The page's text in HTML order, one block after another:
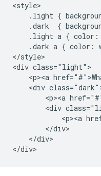
<style>
.light {
.dark  {
.light a {
.dark a { color:
</style>
<div class="light">
<p><a
<div
<p><a
<div
<p><a
        </div>
    </div>